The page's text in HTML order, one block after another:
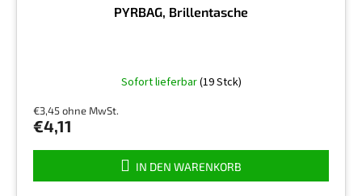
PYRBAG, Brillentasche
Sofort lieferbar(19 Stck)
€3,45 ohne MwSt.
€4,11
IN DEN WARENKORB